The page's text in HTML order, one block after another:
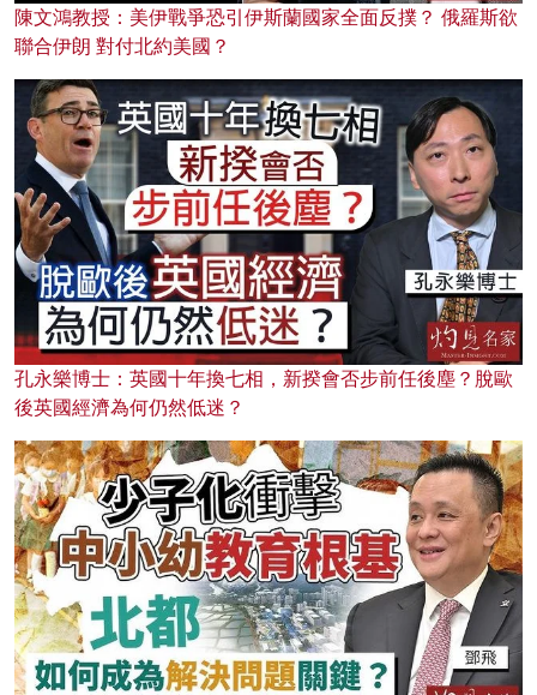
陳文鴻教授：美伊戰爭恐引伊斯蘭國家全面反撲？ 俄羅斯欲
聯合伊朗 對付北約美國？
孔永樂博士：英國十年換七相，新揆會否步前任後塵？脫歐
後英國經濟為何仍然低迷？